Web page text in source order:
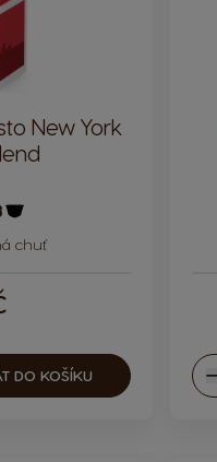
New York
chuť
DO KOŠÍKU